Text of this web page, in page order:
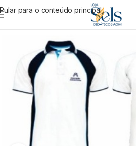
Pular para o conteúdo principal